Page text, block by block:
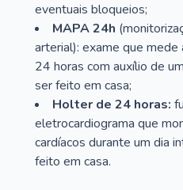
eventuais bloqueios;
MAPA 24h
arterial): exame que
24 horas com auxílio de
ser feito em casa;
Holter de 24 horas:
eletrocardiograma que
cardíacos durante um dia
feito em casa.